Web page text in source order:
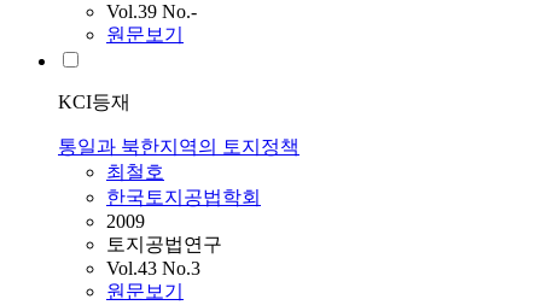
Vol.39 No.-
원문보기
KCI등재
통일과 북한지역의 토지정책
최철호
한국토지공법학회
2009
토지공법연구
Vol.43 No.3
원문보기